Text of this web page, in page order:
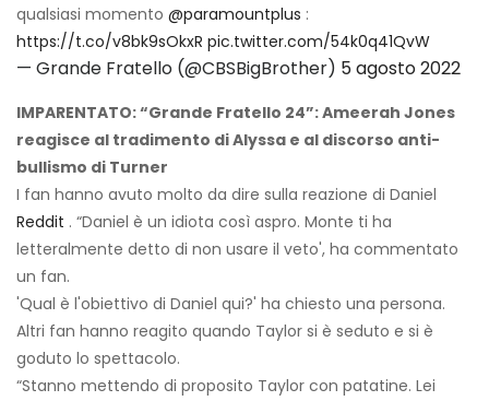
qualsiasi momento @paramountplus :
https://t.co/v8bk9sOkxR pic.twitter.com/54k0q41QvW
— Grande Fratello (@CBSBigBrother) 5 agosto 2022
IMPARENTATO: “Grande Fratello 24”: Ameerah Jones
reagisce al tradimento di Alyssa e al discorso anti-
bullismo di Turner
I fan hanno avuto molto da dire sulla reazione di Daniel
Reddit . “Daniel è un idiota così aspro. Monte ti ha
letteralmente detto di non usare il veto', ha commentato
un fan.
'Qual è l'obiettivo di Daniel qui?' ha chiesto una persona.
Altri fan hanno reagito quando Taylor si è seduto e si è
goduto lo spettacolo.
“Stanno mettendo di proposito Taylor con patatine. Lei